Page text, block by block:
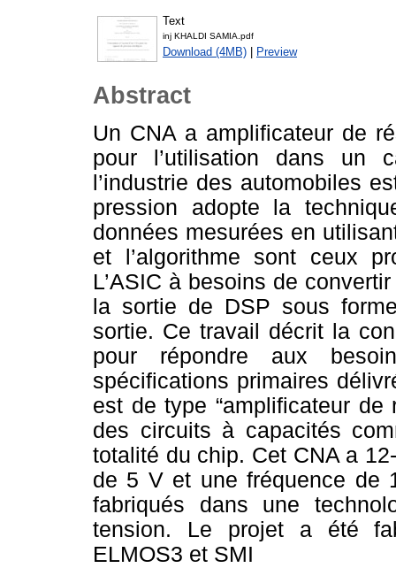
Text
inj KHALDI SAMIA.pdf
Download (4MB) | Preview
Abstract
Un CNA a amplificateur de
pour l’utilisation dans un
l’industrie des automobiles
pression adopte la
données mesurées en
et l’algorithme sont ceux
L’ASIC à besoins de
la sortie de DSP sous
sortie. Ce travail décrit la
pour répondre aux
spécifications primaires
est de type “amplificateur
des circuits à capacités
totalité du chip. Cet CNA a
de 5 V et une fréquence de
fabriqués dans une
tension. Le projet a été
ELMOS3 et SMI